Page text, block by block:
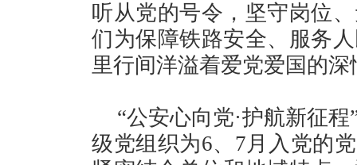
听从党的号令，坚守岗位
们为保障铁路安全、服务
里行间洋溢着爱党爱国的深
“公安心向党·护航新征
级党组织为6、7月入党的